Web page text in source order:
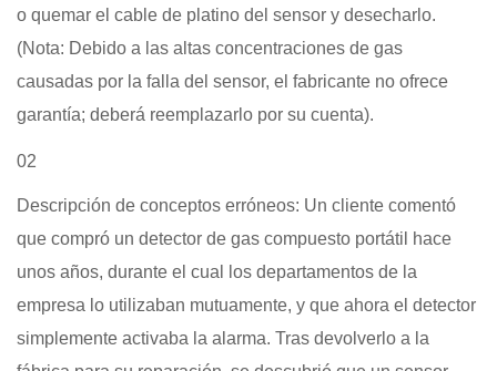
o quemar el cable de platino del sensor y desecharlo.
(Nota: Debido a las altas concentraciones de gas
causadas por la falla del sensor, el fabricante no ofrece
garantía; deberá reemplazarlo por su cuenta).
02
Descripción de conceptos erróneos: Un cliente comentó
que compró un detector de gas compuesto portátil hace
unos años, durante el cual los departamentos de la
empresa lo utilizaban mutuamente, y que ahora el detector
simplemente activaba la alarma. Tras devolverlo a la